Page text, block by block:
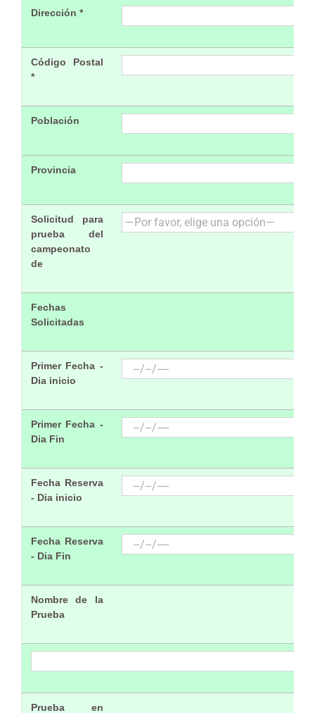
Dirección *
Código Postal
*
Población
Provincia
Solicitud para
prueba del
campeonato
de
Fechas
Solicitadas
Primer Fecha -
Dia inicio
Primer Fecha -
Dia Fin
Fecha Reserva
- Dia inicio
Fecha Reserva
- Dia Fin
Nombre de la
Prueba
Prueba en